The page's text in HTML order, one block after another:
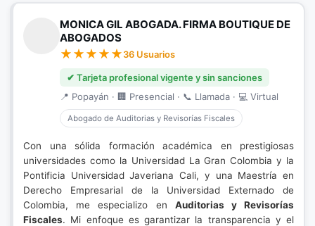
MONICA GIL ABOGADA. FIRMA BOUTIQUE DE
ABOGADOS
36 Usuarios
✔ Tarjeta profesional vigente y sin sanciones
📍 Popayán · 🏢 Presencial · 📞 Llamada · 💻 Virtual
Abogado de Auditorias y Revisorías Fiscales
Con una sólida formación académica en prestigiosas
universidades como la Universidad La Gran Colombia y la
Pontificia Universidad Javeriana Cali, y una Maestría en
Derecho Empresarial de la Universidad Externado de
Colombia, me especializo en Auditorias y Revisorías
Fiscales. Mi enfoque es garantizar la transparencia y el